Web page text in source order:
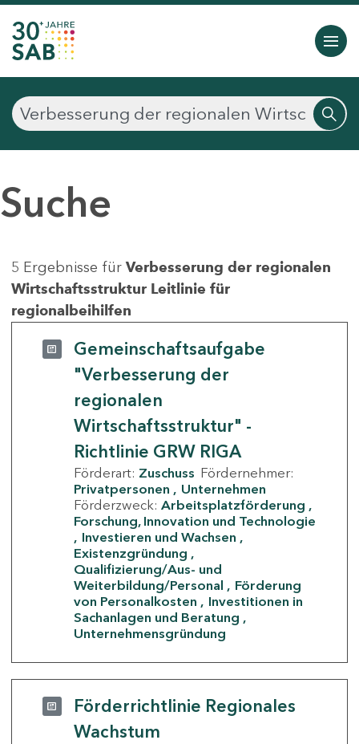
Suche
5 Ergebnisse für Verbesserung der regionalen
Wirtschaftsstruktur Leitlinie für
regionalbeihilfen
Gemeinschaftsaufgabe
"Verbesserung der
regionalen
Wirtschaftsstruktur" -
Richtlinie GRW RIGA
Förderart: Zuschuss Fördernehmer:
Privatpersonen
Unternehmen
Förderzweck: Arbeitsplatzförderung
Forschung, Innovation und Technologie
Investieren und Wachsen
Existenzgründung
Qualifizierung/Aus- und
Weiterbildung/Personal
Förderung
von Personalkosten
Investitionen in
Sachanlagen und Beratung
Unternehmensgründung
Förderrichtlinie Regionales
Wachstum